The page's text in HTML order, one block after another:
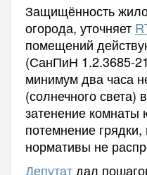
Защищённость
огорода, уточняет
помещений
(СанПиН 1.2.3685-
минимум два часа
(солнечного света)
затенение
потемнение грядки,
нормативы не
Депутатдал